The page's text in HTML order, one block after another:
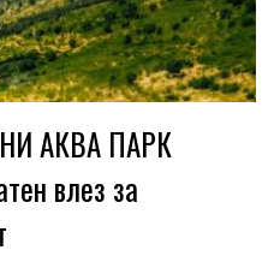
АКВА ПАРК
влез за